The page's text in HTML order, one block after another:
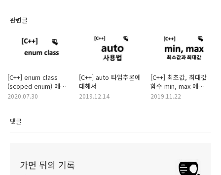
관련글
[C++] enum class
(scoped enum) 에
대해서
2020.07.30
[C++] auto 타입추론에
대해서
2019.12.14
[C++] 최초값, 최대값
함수 min, max 에
대해서 (클래스, vector
2019.11.22
댓글
가면 뒤의 기록